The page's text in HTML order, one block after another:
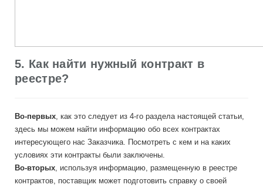
5. Как найти нужный контракт в
реестре?
Во-первых , как это следует из 4-го раздела настоящей статьи,
здесь мы можем найти информацию обо всех контрактах
интересующего нас Заказчика. Посмотреть с кем и на каких
условиях эти контракты были заключены.
Во-вторых , используя информацию, размещенную в реестре
контрактов, поставщик может подготовить справку о своей